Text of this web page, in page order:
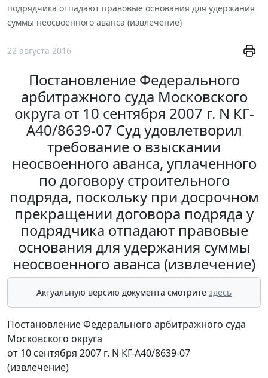
подрядчика отпадают правовые основания для удержания
суммы неосвоенного аванса (извлечение)
22 августа 2016
Постановление Федерального
арбитражного суда Московского
округа от 10 сентября 2007 г. N КГ-
А40/8639-07 Суд удовлетворил
требование о взыскании
неосвоенного аванса, уплаченного
по договору строительного
подряда, поскольку при досрочном
прекращении договора подряда у
подрядчика отпадают правовые
основания для удержания суммы
неосвоенного аванса (извлечение)
Актуальную версию документа смотрите здесь
Постановление Федерального арбитражного суда
Московского округа
от 10 сентября 2007 г. N КГ-А40/8639-07
(извлечение)